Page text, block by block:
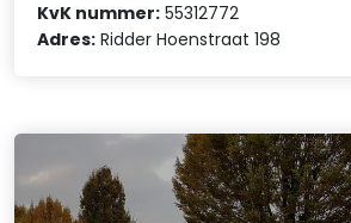
KvK nummer: 55312772
Adres: Ridder Hoenstraat 198